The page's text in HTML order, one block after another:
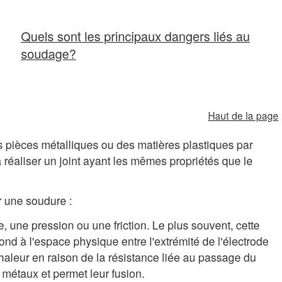
Quels sont les principaux dangers liés au
soudage?
Haut de la page
métalliques ou des matières plastiques par
un joint ayant les mêmes propriétés que le
soudure :
une pression ou une friction. Le plus souvent, cette
à l'espace physique entre l'extrémité de l'électrode
en raison de la résistance liée au passage du
et permet leur fusion.